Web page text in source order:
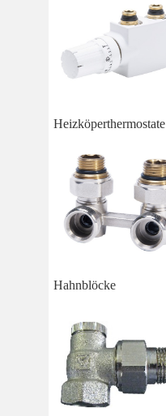
Heizköperthermostate
Hahnblöcke